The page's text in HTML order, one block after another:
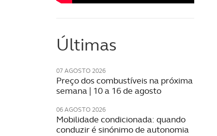
Últimas
07 AGOSTO 2026
Preço dos combustíveis na próxima
semana | 10 a 16 de agosto
06 AGOSTO 2026
Mobilidade condicionada: quando
conduzir é sinónimo de autonomia